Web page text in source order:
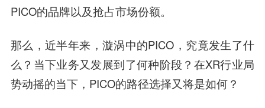
PICO的品牌以及抢占市场份额。
那么，近半年来，漩涡中的PICO，究竟发生了什
么？当下业务又发展到了何种阶段？在XR行业局
势动摇的当下，PICO的路径选择又将是如何？